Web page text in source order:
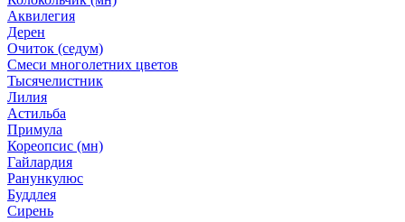
Аквилегия
Дерен
Очиток (седум)
Смеси многолетних цветов
Тысячелистник
Лилия
Астильба
Примула
Кореопсис (мн)
Гайлардия
Ранункулюс
Буддлея
Сирень